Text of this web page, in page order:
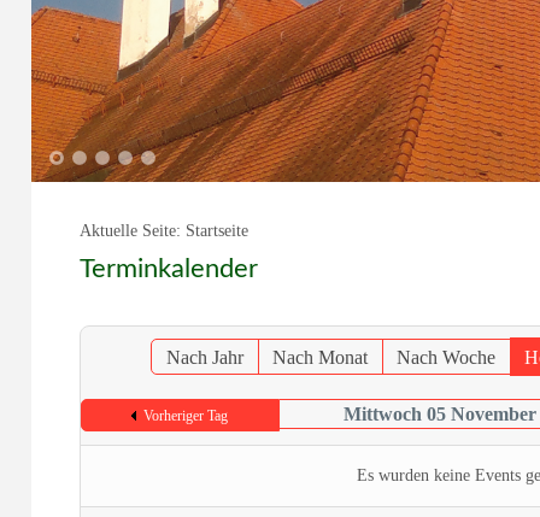
1 2 3 4 5
Aktuelle Seite: Startseite
Terminkalender
Nach Jahr Nach Monat Nach Woche
Vorheriger Tag Mittwoch 05 November
Es wurden keine Events